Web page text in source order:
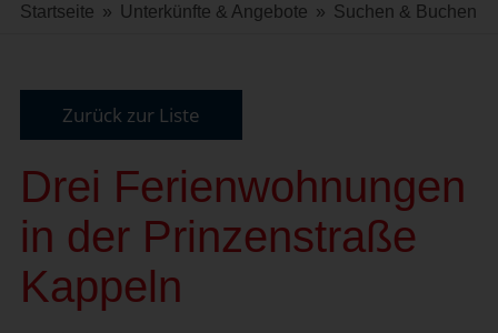
Startseite » Unterkünfte & Angebote » Suchen & Buchen
Zurück zur Liste
Drei Ferienwohnungen
in der Prinzenstraße
Kappeln